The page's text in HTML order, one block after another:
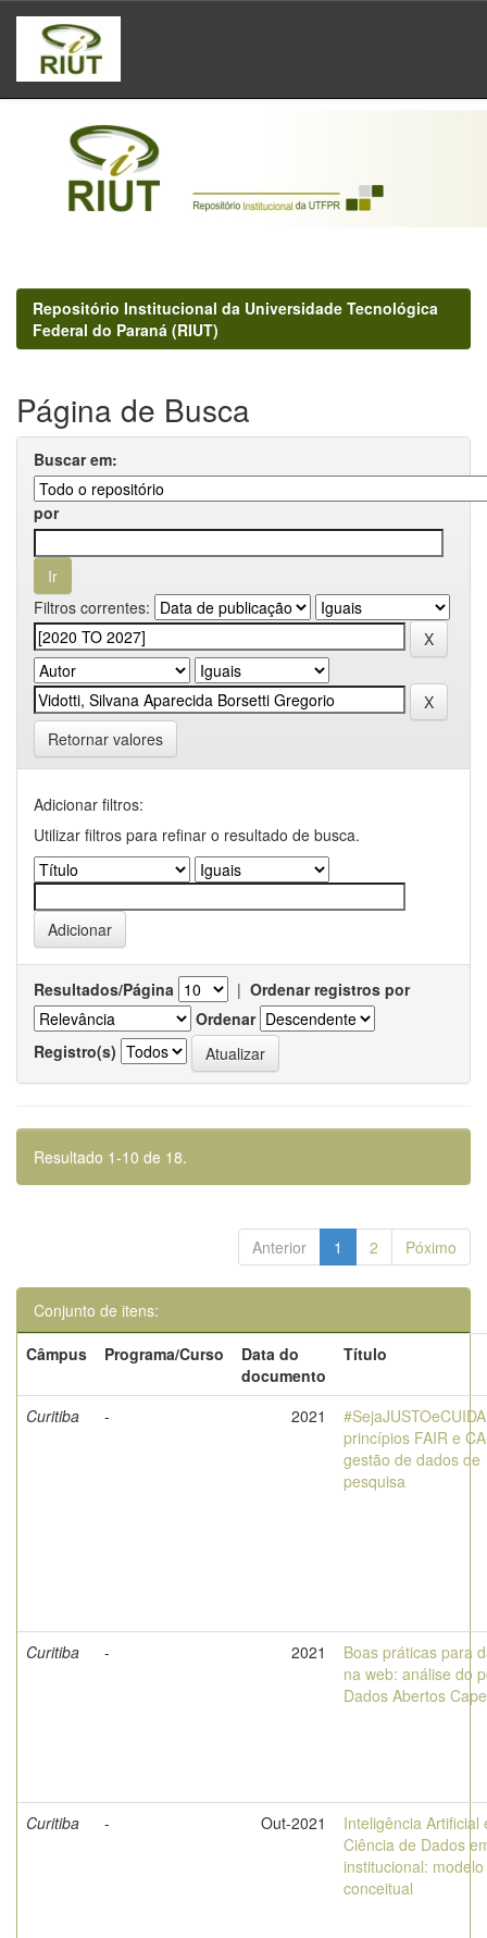
Skip
navigation
Repositório Institucional da Universidade Tecnológica
Federal do Paraná (RIUT)
Página de Busca
Buscar em:
por
Filtros correntes:
Retornar valores
Adicionar filtros:
Utilizar filtros para refinar o resultado de busca.
Resultados/Página | Ordenar registros por
Ordenar
Registro(s)
Resultado 1-10 de 18.
Anterior 1 2 Póximo
Conjunto de itens:
Câmpus
Programa/Curso
Data do
documento
Título
Curitiba - 2021
princípios FAIR e
gestão de dados de
pesquisa
Curitiba - 2021
Boas práticas para
na web: análise do
Dados Abertos
Curitiba - Out-2021
Inteligência Artificial
Ciência de Dados
institucional: modelo
conceitual